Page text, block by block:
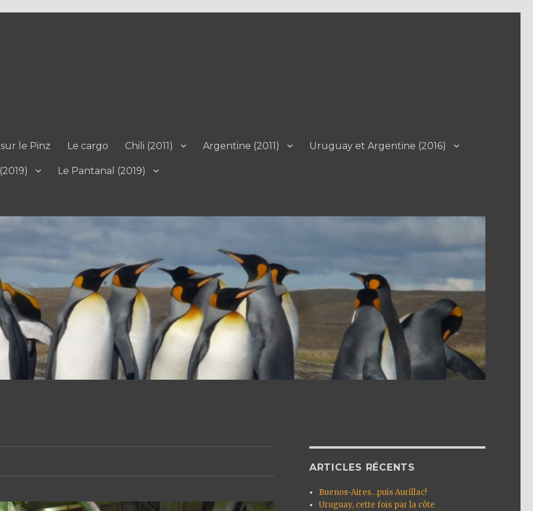
le Pinz Le cargo Chili (2011) Argentine (2011) Uruguay et Argentine (2016)
Le Pantanal (2019)
ARTICLES RÉCENTS
Buenos-Aires…puis Aurillac!
Uruguay, cette fois par la côte